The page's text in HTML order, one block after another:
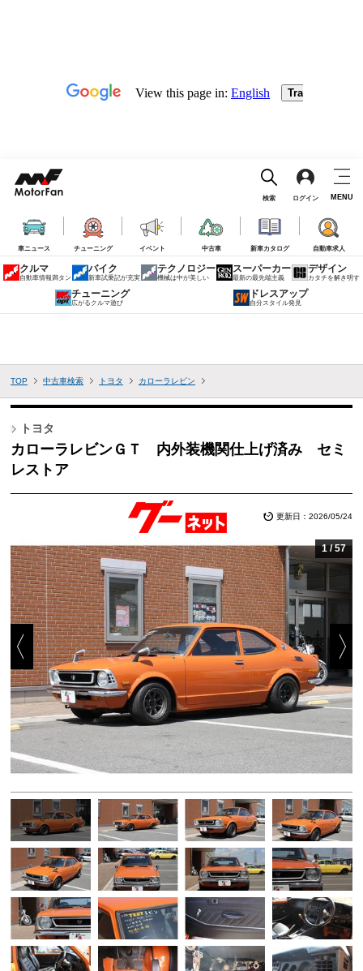
車ニュース チューニング イベント 中古車 新車カタログ 自動車求人
検索 ログイン MENU
クルマ
自動車情報満タン
バイク
新車試乗記が充実
テクノロジー
機械は中が美しい
スーパーカー
最新の最先端主義
デザイン
カタチを解き明す
チューニング
広がるクルマ遊び
ドレスアップ
自分スタイル発見
TOP 中古車検索 トヨタ カローラレビン
トヨタ
カローラレビンＧＴ 内外装機関仕上げ済み セミ
レストア
更新日：2026/05/24
1/57